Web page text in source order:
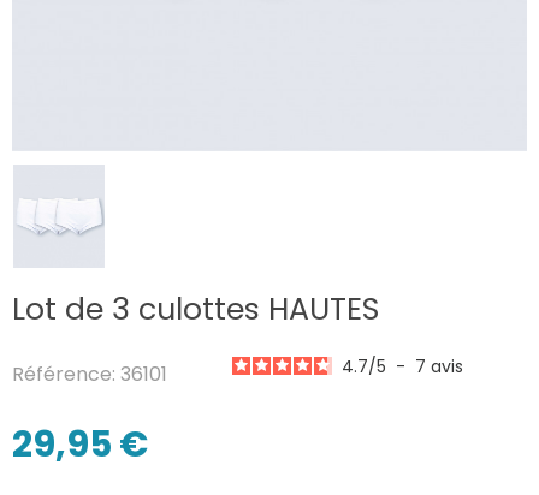
Lot de 3 culottes HAUTES
Référence: 36101 4.7/5 - 7 avis
29,95 €